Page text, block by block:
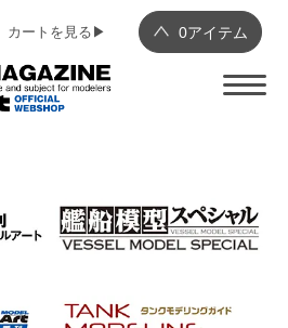
0アイテム
カートを見る▶︎